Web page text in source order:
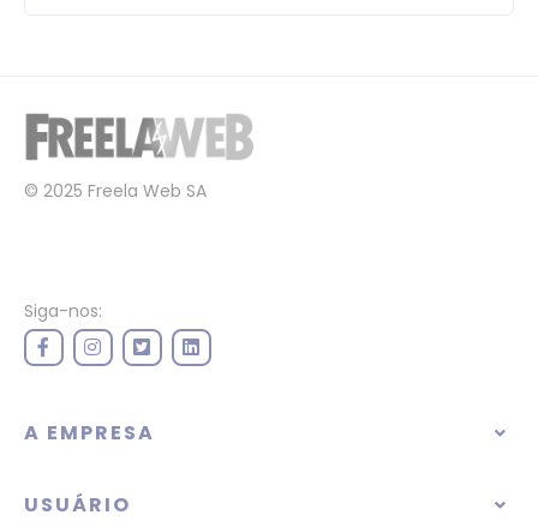
© 2025 Freela Web SA
Siga-nos:
A EMPRESA
USUÁRIO